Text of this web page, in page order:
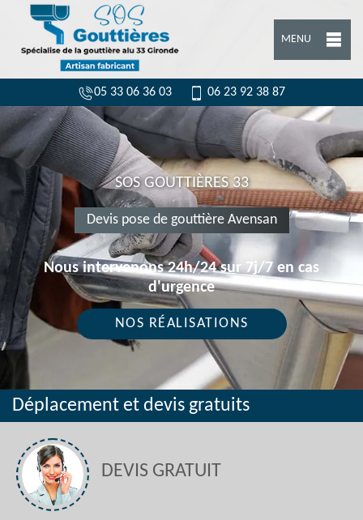
MENU
05 33 06 36 03 06 23 92 38 87
SOS GOUTTIÈRES 33
Devis pose de gouttière Avensan
Nous intervenons 24h/24 sur 7j/7 en cas
d'urgence
NOS RÉALISATIONS
Déplacement et devis gratuits
DEVIS GRATUIT